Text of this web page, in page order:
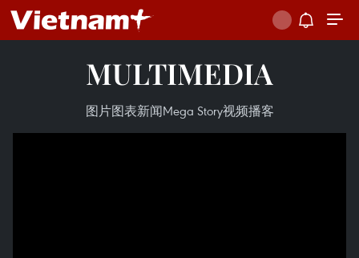
MULTIMEDIA
图片图表新闻Mega Story视频播客